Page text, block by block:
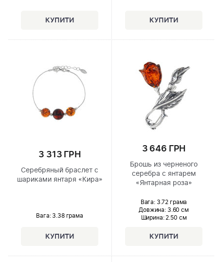
3 313 ГРН
Серебряный браслет с
шариками янтаря «Кира»
Вага: 3.38 грама
3 646 ГРН
Брошь из черненого
серебра с янтарем
«Янтарная роза»
Вага: 3.72 грама
Довжина: 3.60 см
Ширина: 2.50 см